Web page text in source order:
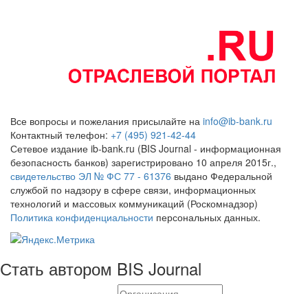
Все вопросы и пожелания присылайте на info@ib-bank.ru
Контактный телефон: +7 (495) 921-42-44
Сетевое издание ib-bank.ru (BIS Journal - информационная
безопасность банков) зарегистрировано 10 апреля 2015г.,
свидетельство ЭЛ № ФС 77 - 61376 выдано Федеральной
службой по надзору в сфере связи, информационных
технологий и массовых коммуникаций (Роскомнадзор)
Политика конфиденциальности персональных данных.
Стать автором BIS Journal